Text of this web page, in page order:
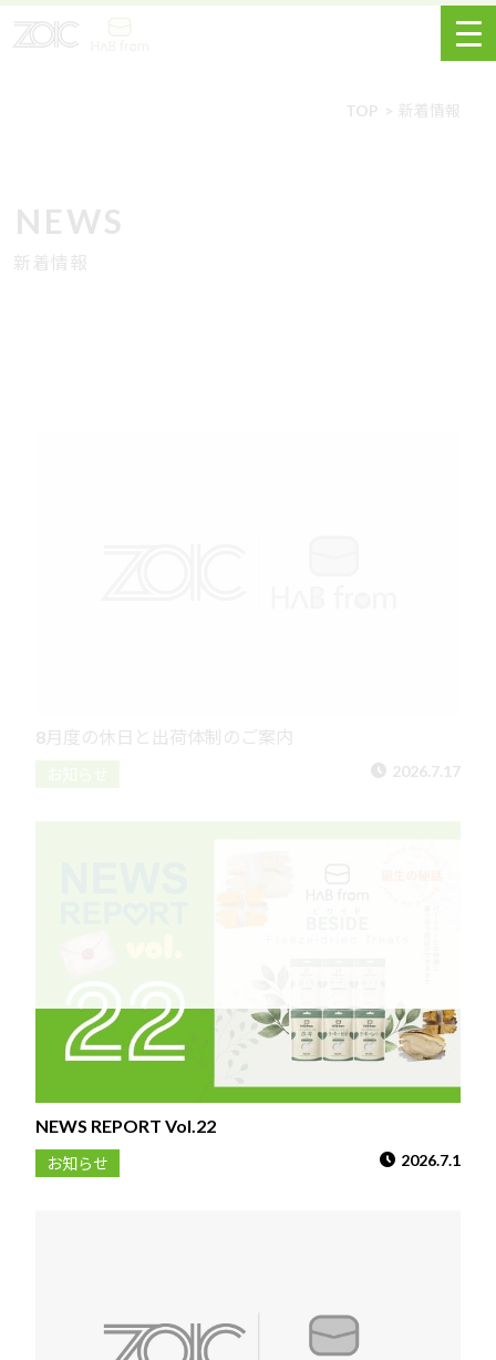
TOP 新着情報
NEWS
新着情報
8月度の休日と出荷体制のご案内
2026.7.17
NEWS REPORT Vol.22
お知らせ 2026.7.1